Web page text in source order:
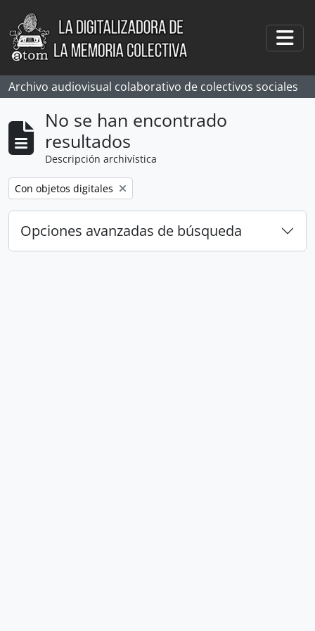
Skip to main content
Archivo audiovisual colaborativo de colectivos sociales
No se han encontrado
resultados
Descripción archivística
Remove filter:
Con objetos digitales
Opciones avanzadas de búsqueda